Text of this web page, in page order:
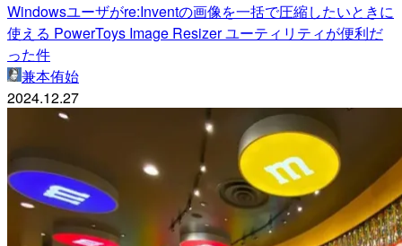
Windowsユーザがre:Inventの画像を一括で圧縮したいときに
使える PowerToys Image Resizer ユーティリティが便利だ
った件
兼本侑始
2024.12.27